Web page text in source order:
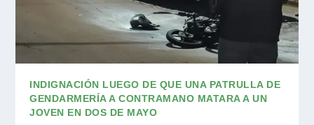
INDIGNACIÓN LUEGO DE QUE UNA PATRULLA DE
GENDARMERÍA A CONTRAMANO MATARA A UN
JOVEN EN DOS DE MAYO